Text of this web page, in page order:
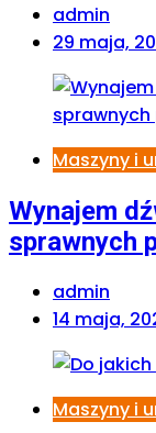
admin
29 maja,
Maszyny i
Wynajem
sprawnych
admin
14 maja,
Maszyny i